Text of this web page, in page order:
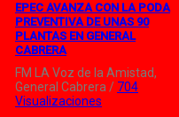
EPEC AVANZA CON LA PODA
PREVENTIVA DE UNAS 90
PLANTAS EN GENERAL
CABRERA
FM LA Voz de la Amistad,
General Cabrera / 704
Visualizaciones